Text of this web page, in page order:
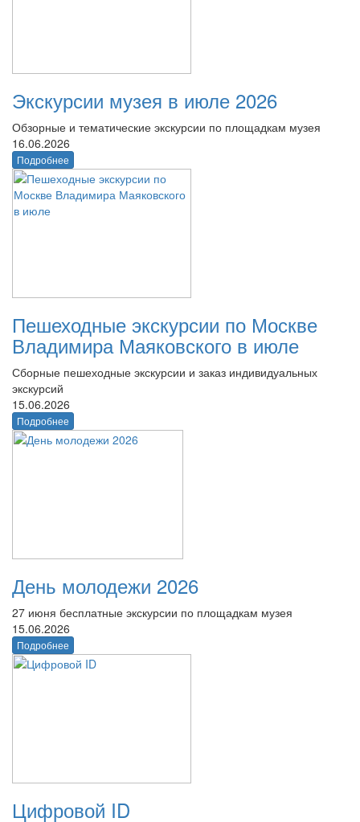
Экскурсии музея в июле 2026
Обзорные и тематические экскурсии по площадкам музея
16.06.2026
Подробнее
Пешеходные экскурсии по Москве
Владимира Маяковского в июле
Сборные пешеходные экскурсии и заказ индивидуальных
экскурсий
15.06.2026
Подробнее
День молодежи 2026
27 июня бесплатные экскурсии по площадкам музея
15.06.2026
Подробнее
Цифровой ID